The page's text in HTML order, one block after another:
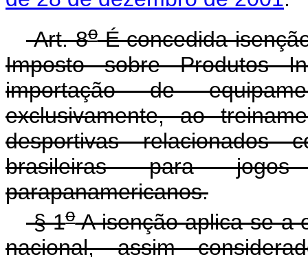
Art. 8oÉ concedida
Imposto sobre Produtos
importação de
exclusivamente, ao
desportivas
brasileiras para
parapanamericanos.
§ 1oA isenção aplica-se a
nacional, assim